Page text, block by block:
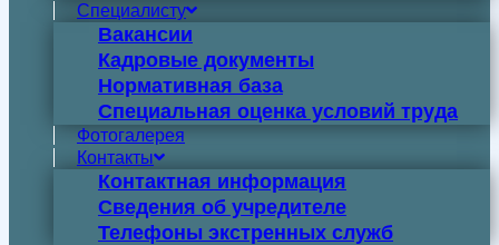
Специалисту
Вакансии
Кадровые документы
Нормативная база
Специальная оценка условий труда
Фотогалерея
Контакты
Контактная информация
Сведения об учредителе
Телефоны экстренных служб